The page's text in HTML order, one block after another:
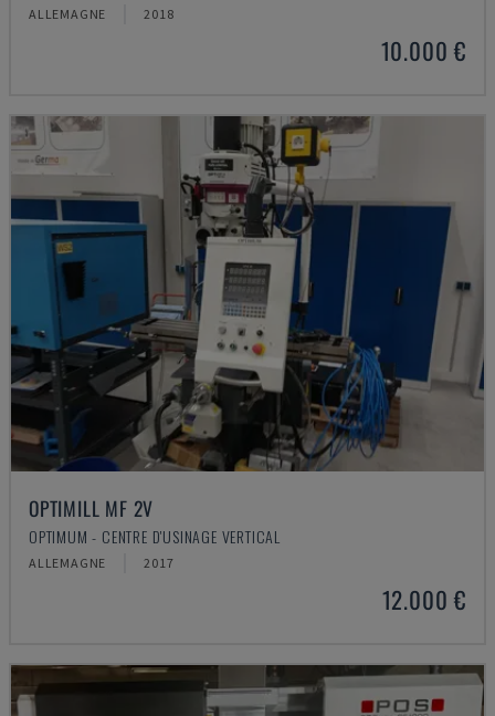
ALLEMAGNE 2018
10.000 €
OPTIMILL MF 2V
OPTIMUM - CENTRE D'USINAGE VERTICAL
ALLEMAGNE 2017
12.000 €